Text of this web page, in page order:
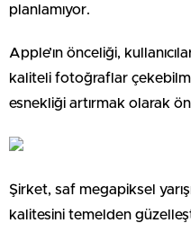
planlamıyor.
Apple’ın önceliği,
kaliteli fotoğraflar
esnekliği artırmak olarak
Şirket, saf megapiksel
kalitesini temelden